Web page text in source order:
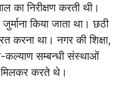
का निरीक्षण करती थी।
किया जाता था। छठी
करना था। नगर की शिक्षा,
कल्याण सम्बन्धी संस्थाओं
करते थे।